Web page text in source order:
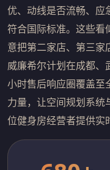
优、动线是否流畅、应
符合国际标准。这些看
意把第二家店、第三家
威廉希尔计划在成都
小时售后响应圈覆盖至
力量，让空间规划系
位健身房经营者提供实